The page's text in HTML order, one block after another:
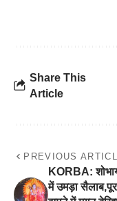
Share This
Article
PREVIOUS
KORBA:
में उमड़ा